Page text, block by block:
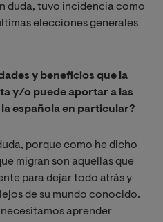
duda, tuvo incidencia como
elecciones generales
y beneficios que la
y/o puede aportar a las
española en particular?
porque como he dicho
migran son aquellas que
para dejar todo atrás y
de su mundo conocido.
aprender